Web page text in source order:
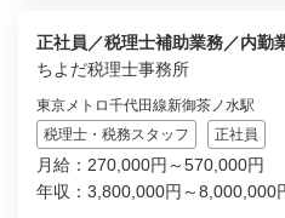
正社員／税理士補助業務／内勤
ちよだ税理士事務所
東京メトロ千代田線新御茶ノ水駅
税理士・税務スタッフ
正社員
月給：270,000円～570,000円
年収：3,800,000円～8,000,000